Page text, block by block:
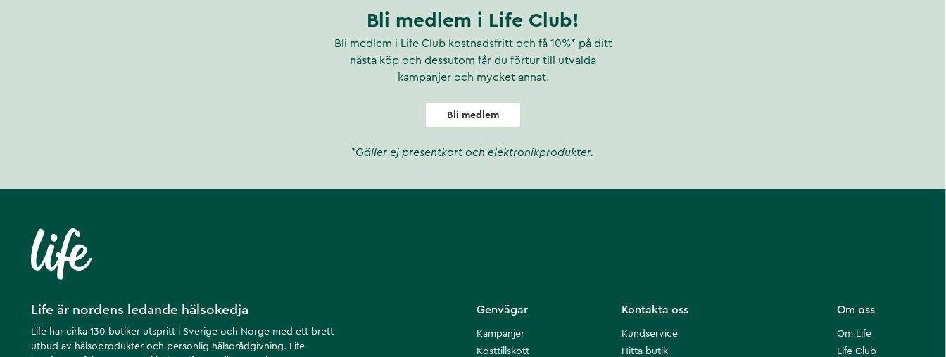
Bli medlem i Life Club!
Bli medlem i Life Club kostnadsfritt och få 10%* på ditt
nästa köp och dessutom får du förtur till utvalda
kampanjer och mycket annat.
Bli medlem
*Gäller ej presentkort och elektronikprodukter.
Life är nordens ledande hälsokedja
Life har cirka 130 butiker utspritt i Sverige och Norge med ett brett
utbud av hälsoprodukter och personlig hälsorådgivning. Life
Om oss
Om Life
Life Club
Kontakta oss
Kundservice
Hitta butik
Genvägar
Kampanjer
Kosttillskott